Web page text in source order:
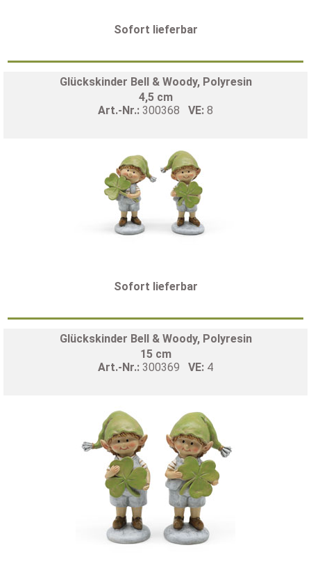
Sofort lieferbar
Glückskinder Bell & Woody, Polyresin
4,5 cm
Art.-Nr.: 300368 VE: 8
Sofort lieferbar
Glückskinder Bell & Woody, Polyresin
15 cm
Art.-Nr.: 300369 VE: 4